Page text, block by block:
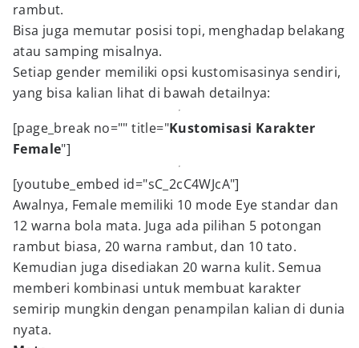
rambut.
Bisa juga memutar posisi topi, menghadap belakang
atau samping misalnya.
Setiap gender memiliki opsi kustomisasinya sendiri,
yang bisa kalian lihat di bawah detailnya:
[page_break no="" title="Kustomisasi Karakter
Female"]
[youtube_embed id="sC_2cC4WJcA"]
Awalnya, Female memiliki 10 mode Eye standar dan
12 warna bola mata. Juga ada pilihan 5 potongan
rambut biasa, 20 warna rambut, dan 10 tato.
Kemudian juga disediakan 20 warna kulit. Semua
memberi kombinasi untuk membuat karakter
semirip mungkin dengan penampilan kalian di dunia
nyata.